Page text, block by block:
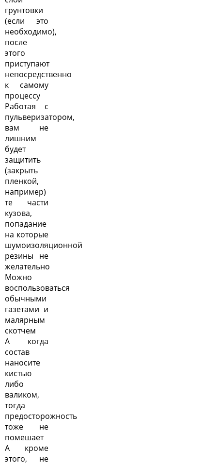
грунтовки
(если это
необходимо),
после
этого
приступают
непосредственно
к самому
процессу
Работая с
пульверизатором,
вам не
лишним
будет
защитить
(закрыть
пленкой,
например)
те части
кузова,
попадание
на которые
шумоизоляционной
резины не
желательно
Можно
воспользоваться
обычными
газетами и
малярным
скотчем
А когда
состав
наносите
кистью
либо
валиком,
тогда
предосторожность
тоже не
помешает
А кроме
этого, не